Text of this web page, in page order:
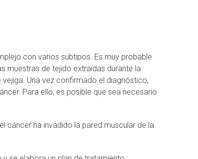
con varios subtipos. Es muy probable
muestras de tejido extraídas durante la
Una vez confirmado el diagnóstico,
Para ello, es posible que sea necesario
cáncer ha invadido la pared muscular de la